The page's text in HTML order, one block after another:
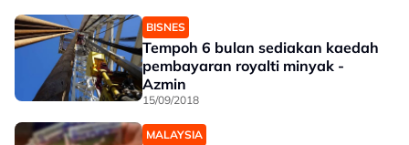
BISNES
Tempoh 6 bulan sediakan kaedah
pembayaran royalti minyak -
Azmin
15/09/2018
MALAYSIA